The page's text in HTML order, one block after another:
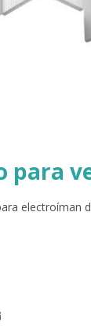
para
electroíman